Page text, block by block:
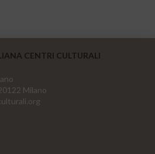
CENTRI CULTURALI
Milano